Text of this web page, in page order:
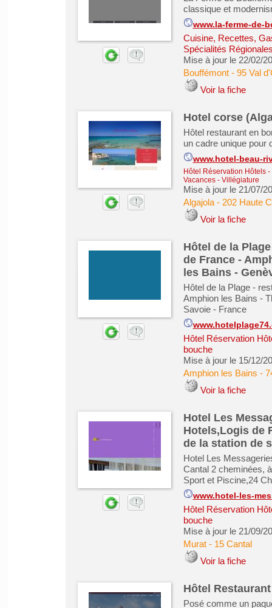
classique et
www.la-ferme-de-
Cuisine, Recettes,
Spécialités
Mise à jour le 22/02/
Bouffémont- 95 Val
Voir la fiche
Hotel corse
Hôtel restaurant en
un cadre unique pour
www.hotel-beau-
Hôtel Réservation Hôtels-
Vacances - Villégiature
Mise à jour le 21/07/
Algajola- 202 Haute
Voir la fiche
Hôtel de la
de France -
les Bains -
Hôtel de la Plage -
Amphion les Bains -
Savoie - France
Hôtel Réservation
bouche
Mise à jour le 15/12/
Amphion les Bains -
Voir la fiche
Hotel Les
Hotels,Logis de
de la station de
Hotel Les
Cantal 2 cheminées,
Sport et Piscine,24
www.hotel-les-
Hôtel Réservation
bouche
Mise à jour le 21/09/
Murat- 15 Cantal
Voir la fiche
Hôtel
Posé comme un